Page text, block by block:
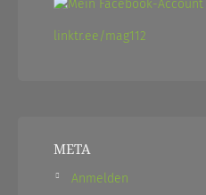
linktr.ee/mag112
META
Anmelden